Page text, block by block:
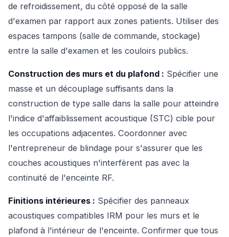
de refroidissement, du côté opposé de la salle
d'examen par rapport aux zones patients. Utiliser des
espaces tampons (salle de commande, stockage)
entre la salle d'examen et les couloirs publics.
Construction des murs et du plafond : Spécifier une
masse et un découplage suffisants dans la
construction de type salle dans la salle pour atteindre
l'indice d'affaiblissement acoustique (STC) cible pour
les occupations adjacentes. Coordonner avec
l'entrepreneur de blindage pour s'assurer que les
couches acoustiques n'interfèrent pas avec la
continuité de l'enceinte RF.
Finitions intérieures : Spécifier des panneaux
acoustiques compatibles IRM pour les murs et le
plafond à l'intérieur de l'enceinte. Confirmer que tous